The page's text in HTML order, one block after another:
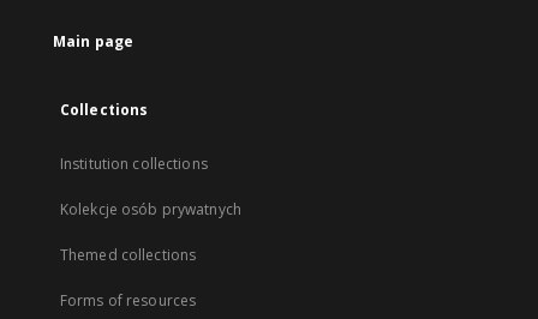
Main page
Collections
Institution collections
Kolekcje osób prywatnych
Themed collections
Forms of resources